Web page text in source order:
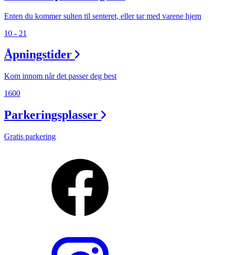
Enten du kommer sulten til senteret, eller tar med varene hjem
10 - 21
Åpningstider
Kom innom når det passer deg best
1600
Parkeringsplasser
Gratis parkering